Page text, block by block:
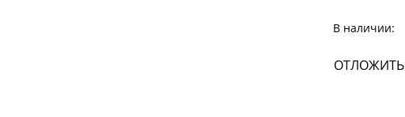
В наличии:
ОТЛОЖИТЬ